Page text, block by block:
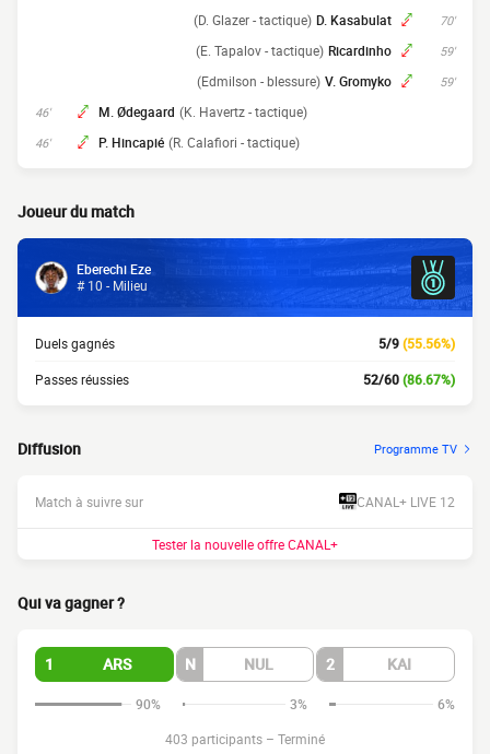
70'
D. Kasabulat
(D. Glazer - tactique)
59'
Ricardinho
(E. Tapalov - tactique)
59'
V. Gromyko
(Edmilson - blessure)
46' M. Ødegaard (K. Havertz - tactique)
46' P. Hincapié (R. Calafiori - tactique)
Joueur du match
Eberechi Eze
# 10 - Milieu
Duels gagnés 5/9(55.56%)
Passes réussies 52/60(86.67%)
Diffusion Programme TV
Match à suivre sur CANAL+ LIVE 12
Tester la nouvelle offre CANAL+
Qui va gagner ?
1 ARS N NUL 2 KAI
90% 3%
6%
403 participants – Terminé